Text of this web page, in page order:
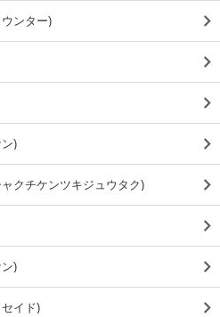
ンター)
)
クチケンツキジュウタク)
)
イド)